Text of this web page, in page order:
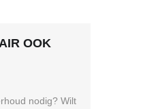
OOK
nodig? Wilt